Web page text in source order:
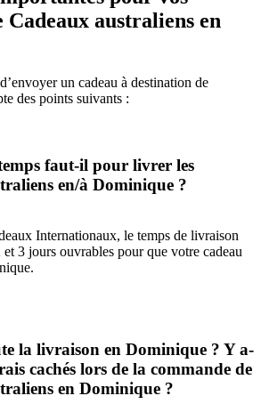
Cadeaux australiens en
un cadeau à destination de
des points suivants :
faut-il pour livrer les
en/à Dominique ?
Internationaux, le temps de livraison
et 3 jours ouvrables pour que votre cadeau
la livraison en Dominique ? Y a-
cachés lors de la commande de
en Dominique ?